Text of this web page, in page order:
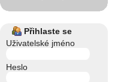
Přihlaste se
Uživatelské jméno
Heslo